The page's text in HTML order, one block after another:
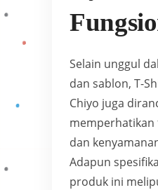
Selain unggul
dan sablon, T-
Chiyo juga
memperhatikan
dan
Adapun
produk ini